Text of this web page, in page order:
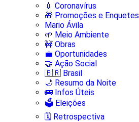
💉 Coronavírus
🎁 Promoções e Enquetes
Mario Ávila
🌱 Meio Ambiente
🚧 Obras
💼 Oportunidades
🤝 Ação Social
🇧🇷 Brasil
🌙 Resumo da Noite
🚌 Infos Úteis
🗳️ Eleições
🗓️ Retrospectiva